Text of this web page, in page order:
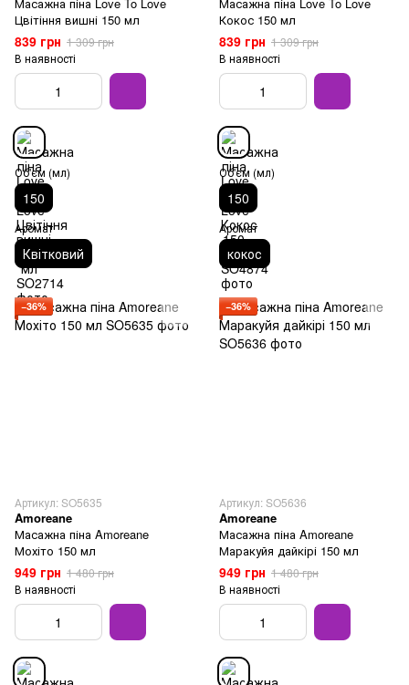
Цвітіння вишні 150 мл
839 грн 1 309 грн
В наявності
Об'єм (мл)
150
Аромат
Квітковий
Кокос 150 мл
839 грн 1 309 грн
В наявності
Об'єм (мл)
150
Аромат
кокос
−36%
Артикул: SO5635
Amoreane
Масажна піна Amoreane
Мохіто 150 мл
949 грн 1 480 грн
В наявності
−36%
Артикул: SO5636
Amoreane
Масажна піна Amoreane
Маракуйя дайкірі 150 мл
949 грн 1 480 грн
В наявності